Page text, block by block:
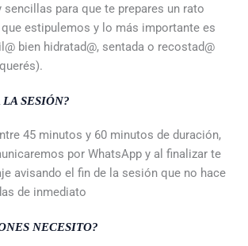
para que te prepares un rato
estipulemos y lo más importante es
bien hidratad@, sentada o recostad@
SESIÓN?
45 minutos y 60 minutos de duración,
por WhatsApp y al finalizar te
avisando el fin de la sesión que no hace
de inmediato
NECESITO?